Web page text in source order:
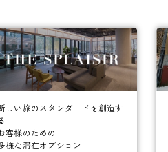
しい旅のスタンダードを創造す
客様のための
様な滞在オプション